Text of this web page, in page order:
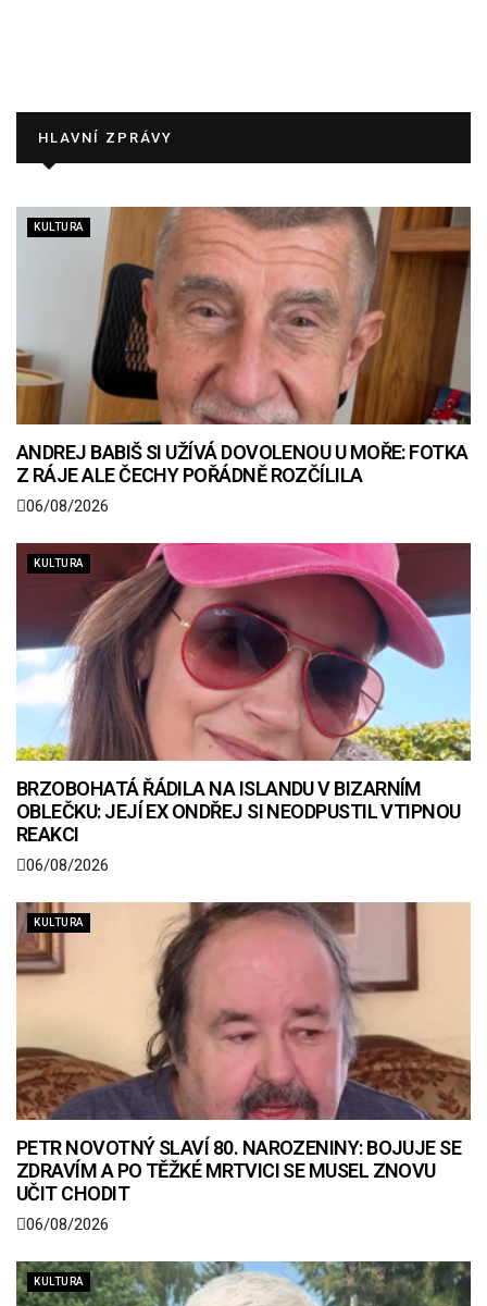
HLAVNÍ ZPRÁVY
KULTURA
ANDREJ BABIŠ SI UŽÍVÁ DOVOLENOU U MOŘE: FOTKA
Z RÁJE ALE ČECHY POŘÁDNĚ ROZČÍLILA
06/08/2026
KULTURA
BRZOBOHATÁ ŘÁDILA NA ISLANDU V BIZARNÍM
OBLEČKU: JEJÍ EX ONDŘEJ SI NEODPUSTIL VTIPNOU
REAKCI
06/08/2026
KULTURA
PETR NOVOTNÝ SLAVÍ 80. NAROZENINY: BOJUJE SE
ZDRAVÍM A PO TĚŽKÉ MRTVICI SE MUSEL ZNOVU
UČIT CHODIT
06/08/2026
KULTURA